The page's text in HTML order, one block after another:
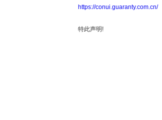
https://conui.guaranty.com.cn/
特此声明!